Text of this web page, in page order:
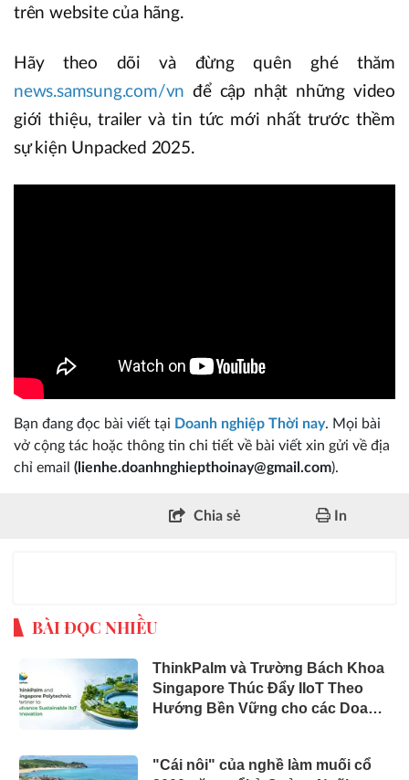
trên website của hãng.
Hãy theo dõi và đừng quên ghé thăm
news.samsung.com/vn để cập nhật những video
giới thiệu, trailer và tin tức mới nhất trước thềm
sự kiện Unpacked 2025.
Bạn đang đọc bài viết tại Doanh nghiệp Thời nay. Mọi bài
vở cộng tác hoặc thông tin chi tiết về bài viết xin gửi về địa
chỉ email (lienhe.doanhnghiepthoinay@gmail.com).
Chia sẻ In
BÀI ĐỌC NHIỀU
ThinkPalm và Trường Bách Khoa
Singapore Thúc Đẩy IIoT Theo
Hướng Bền Vững cho các Doanh
"Cái nôi" của nghề làm muối cổ